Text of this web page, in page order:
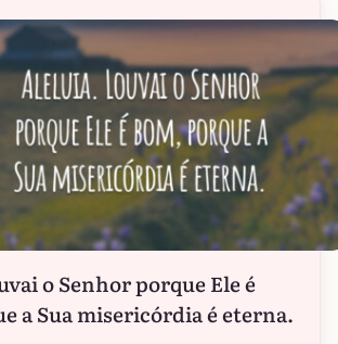
o Senhor porque Ele é
a Sua misericórdia é eterna.